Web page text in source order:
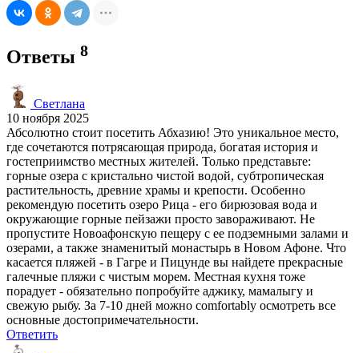
Ответы 8
Светлана
10 ноября 2025
Абсолютно стоит посетить Абхазию! Это уникальное место,
где сочетаются потрясающая природа, богатая история и
гостеприимство местных жителей. Только представьте:
горные озера с кристально чистой водой, субтропическая
растительность, древние храмы и крепости. Особенно
рекомендую посетить озеро Рица - его бирюзовая вода и
окружающие горные пейзажи просто завораживают. Не
пропустите Новоафонскую пещеру с ее подземными залами и
озерами, а также знаменитый монастырь в Новом Афоне. Что
касается пляжей - в Гагре и Пицунде вы найдете прекрасные
галечные пляжи с чистым морем. Местная кухня тоже
порадует - обязательно попробуйте аджику, мамалыгу и
свежую рыбу. За 7-10 дней можно comfortably осмотреть все
основные достопримечательности.
Ответить